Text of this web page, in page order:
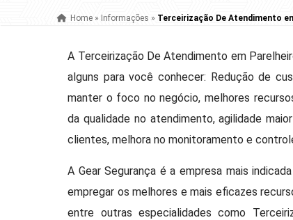
Home » Informações » Terceirização De Atendimento
A Terceirização De Atendimento em
alguns para você conhecer: Redução de
manter o foco no negócio, melhores
da qualidade no atendimento, agilidade
clientes, melhora no monitoramento e
A Gear Segurança é a empresa mais
empregar os melhores e mais eficazes
entre outras especialidades como